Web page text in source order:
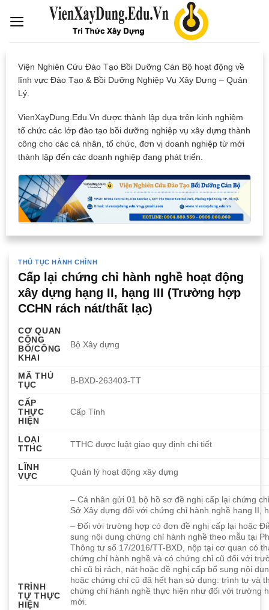
Viện Nghiên Cứu Đào Tạo Bồi Dưỡng Cán Bộ hoạt động về
lĩnh vực Đào Tạo & Bồi Dưỡng Nghiệp Vụ Xây Dựng – Quản
Lý.
VienXayDung.Edu.Vn được thành lập dựa trên kinh nghiệm
tổ chức các lớp đào tạo bồi dưỡng nghiệp vụ xây dựng thành
công cho các cá nhân, tổ chức, đơn vị doanh nghiệp từ mới
thành lập đến các doanh nghiệp đang phát triển.
THỦ TỤC HÀNH CHÍNH
Cấp lại chứng chỉ hành nghề hoạt động
xây dựng hạng II, hạng III (Trường hợp
CCHN rách nát/thất lạc)
CƠ QUAN
CÔNG
BỐ/CÔNG
KHAI
Bộ Xây dựng
MÃ THỦ
TỤC
B-BXD-263403-TT
CẤP
THỰC
HIỆN
Cấp Tỉnh
LOẠI
TTHC
TTHC được luật giao quy định chi tiết
LĨNH
VỰC
Quản lý hoạt động xây dựng
TRÌNH
TỰ THỰC
HIỆN
– Cá nhân gửi 01 bộ hồ sơ đề nghị cấp lại chứng
Sở Xây dựng đối với chứng chỉ hành nghề hạng II,
–Đối với trường hợpcó đơn đề nghị cấp lại hoặc
sung nội dung chứng chỉ hành nghề theo mẫu tại
Thông tư số 17/2016/TT-BXD, nộp tại cơ quan có th
chứng chỉ hành nghề vàcó chứng chỉ cũ đối với
chỉ cũ bị rách, nát hoặc đề nghị cấp bổ sung nội
hoặc chứng chỉ cũ đã hết hạn sử dụng: trình tự và
chứng chỉ hành nghề thực hiện như đối với trường
mới.